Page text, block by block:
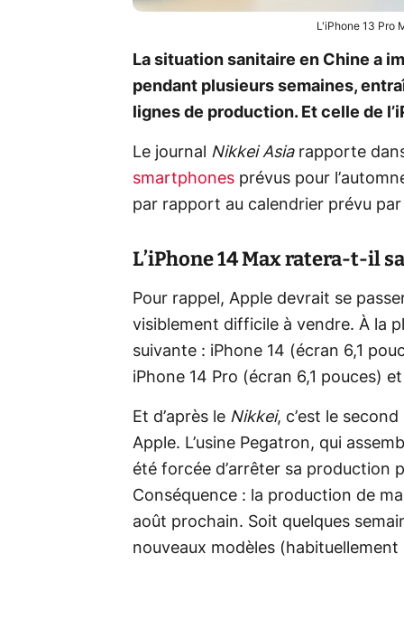
L'iPhone 13 Pro
La situation sanitaire en Chine a
pendant plusieurs semaines,
lignes de production. Et celle de
Le journal Nikkei Asiarapporte
smartphones prévus pour
par rapport au calendrier prévu par
L’iPhone 14 Max ratera-t-il
Pour rappel, Apple devrait se
visiblement difficile à vendre. À la
suivante : iPhone 14 (écran 6,1
iPhone 14 Pro (écran 6,1 pouces)
Et d’après le Nikkei, c’est le
Apple. L’usine Pegatron, qui
été forcée d’arrêter sa production
Conséquence : la production de
août prochain. Soit quelques
nouveaux modèles